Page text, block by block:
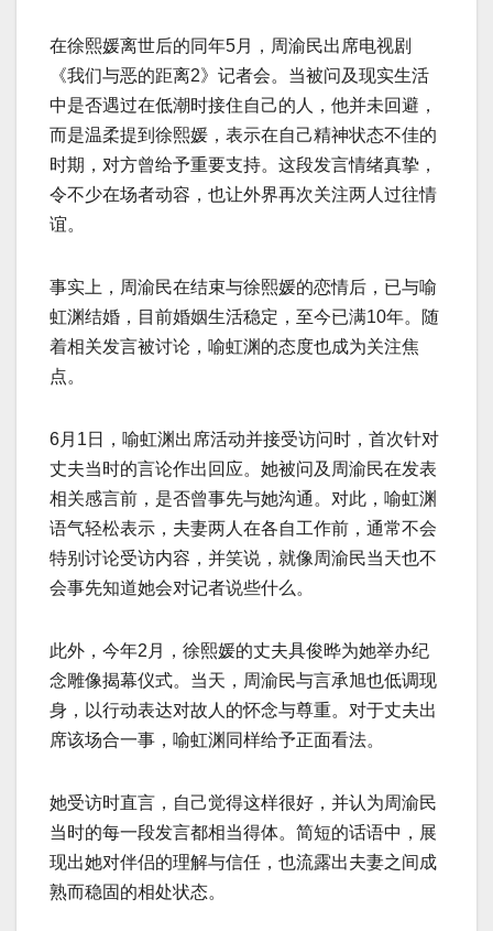
在徐熙媛离世后的同年5月，周渝民出席电视剧
《我们与恶的距离2》记者会。当被问及现实生活
中是否遇过在低潮时接住自己的人，他并未回避，
而是温柔提到徐熙媛，表示在自己精神状态不佳的
时期，对方曾给予重要支持。这段发言情绪真挚，
令不少在场者动容，也让外界再次关注两人过往情
谊。
事实上，周渝民在结束与徐熙媛的恋情后，已与喻
虹渊结婚，目前婚姻生活稳定，至今已满10年。随
着相关发言被讨论，喻虹渊的态度也成为关注焦
点。
6月1日，喻虹渊出席活动并接受访问时，首次针对
丈夫当时的言论作出回应。她被问及周渝民在发表
相关感言前，是否曾事先与她沟通。对此，喻虹渊
语气轻松表示，夫妻两人在各自工作前，通常不会
特别讨论受访内容，并笑说，就像周渝民当天也不
会事先知道她会对记者说些什么。
此外，今年2月，徐熙媛的丈夫具俊晔为她举办纪
念雕像揭幕仪式。当天，周渝民与言承旭也低调现
身，以行动表达对故人的怀念与尊重。对于丈夫出
席该场合一事，喻虹渊同样给予正面看法。
她受访时直言，自己觉得这样很好，并认为周渝民
当时的每一段发言都相当得体。简短的话语中，展
现出她对伴侣的理解与信任，也流露出夫妻之间成
熟而稳固的相处状态。